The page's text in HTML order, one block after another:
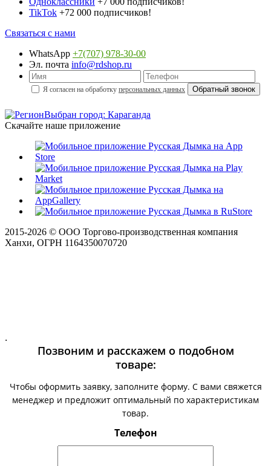
TikTok +72 000 подписчиков!
Связаться с нами
WhatsApp +7(707) 978-30-00
Эл. почта info@rdshop.ru
Я согласен на обработку персональных данных
Выбран город: Караганда
Скачайте наше приложение
2015-2026 © ООО Торгово-производственная компания
Ханхи, ОГРН 1164350070720
.
Позвоним и расскажем о подобном
товаре:
Чтобы оформить заявку, заполните форму. С вами свяжется
менеджер и предложит оптимальный по характеристикам
товар.
Телефон